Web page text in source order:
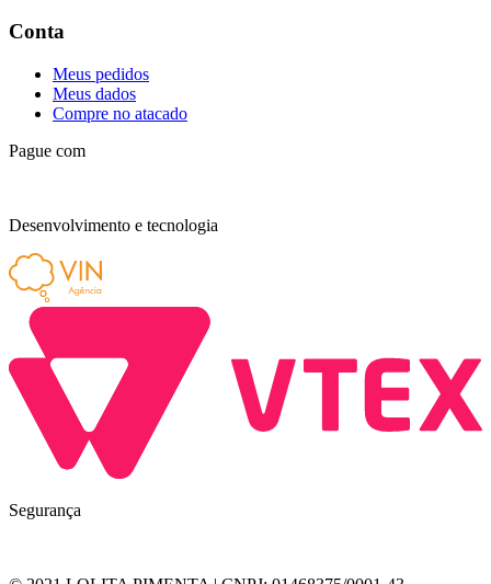
Conta
Meus pedidos
Meus dados
Compre no atacado
Pague com
Desenvolvimento e tecnologia
Segurança